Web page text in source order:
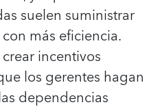
suelen suministrar
más eficiencia.
incentivos
los gerentes hagan
dependencias